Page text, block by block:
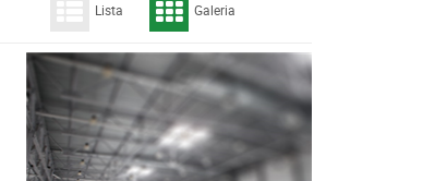
Lista Galeria